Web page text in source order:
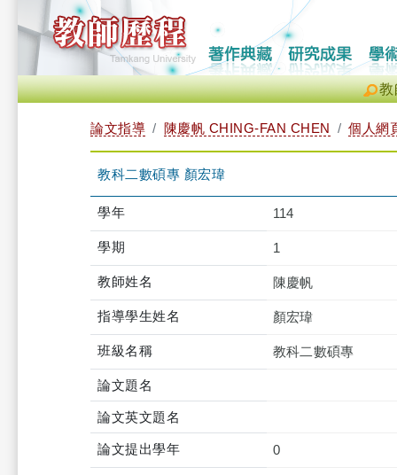
教
論文指導 陳慶帆 CHING-FAN CHEN 個人網
教科二數碩專 顏宏瑋
學年 114
學期 1
教師姓名 陳慶帆
指導學生姓名 顏宏瑋
班級名稱 教科二數碩專
論文題名
論文英文題名
論文提出學年 0